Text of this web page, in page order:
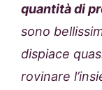
quantità di
sono
dispiace
rovinare